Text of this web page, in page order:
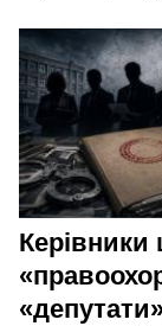
Керівники